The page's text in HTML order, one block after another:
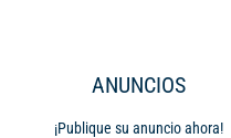
ANUNCIOS
¡Publique su anuncio ahora!